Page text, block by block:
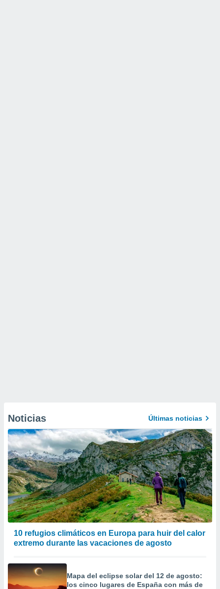
Noticias Últimas noticias
10 refugios climáticos en Europa para huir del calor
extremo durante las vacaciones de agosto
Mapa del eclipse solar del 12 de agosto:
los cinco lugares de España con más de